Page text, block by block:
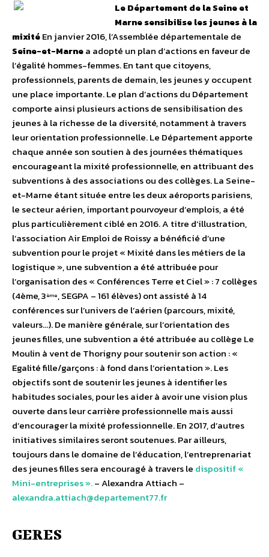
Le Département de la Seine et
Marne sensibilise les jeunes à la
mixitéEn janvier 2016, l’Assemblée départementale de
Seine-et-Marnea adopté un plan d’actions en faveur de
l’égalité hommes-femmes. En tant que citoyens,
professionnels, parents de demain, les jeunes y occupent
une place importante. Le plan d’actions du Département
comporte ainsi plusieurs actions de sensibilisation des
jeunes à la richesse de la diversité, notamment à travers
leur orientation professionnelle. Le Département apporte
chaque année son soutien à des journées thématiques
encourageant la mixité professionnelle, en attribuant des
subventions à des associations ou des collèges. La Seine-
et-Marne étant située entre les deux aéroports parisiens,
le secteur aérien, important pourvoyeur d’emplois, a été
plus particulièrement ciblé en 2016. A titre d’illustration,
l’association Air Emploi de Roissy a bénéficié d’une
subvention pour le projet « Mixité dans les métiers de la
logistique », une subvention a été attribuée pour
l’organisation des « Conférences Terre et Ciel » : 7 collèges
(4ème, 3ème, SEGPA – 161 élèves) ont assisté à 14
conférences sur l’univers de l’aérien (parcours, mixité,
valeurs…). De manière générale, sur l’orientation des
jeunes filles, une subvention a été attribuée au collège Le
Moulin à vent de Thorigny pour soutenir son action : «
Egalité fille/garçons : à fond dans l’orientation ». Les
objectifs sont de soutenir les jeunes à identifier les
habitudes sociales, pour les aider à avoir une vision plus
ouverte dans leur carrière professionnelle mais aussi
d’encourager la mixité professionnelle. En 2017, d’autres
initiatives similaires seront soutenues. Par ailleurs,
toujours dans le domaine de l’éducation, l’entreprenariat
des jeunes filles sera encouragé à travers le dispositif «
Mini-entreprises ».– Alexandra Attiach –
alexandra.attiach@departement77.fr
GERES